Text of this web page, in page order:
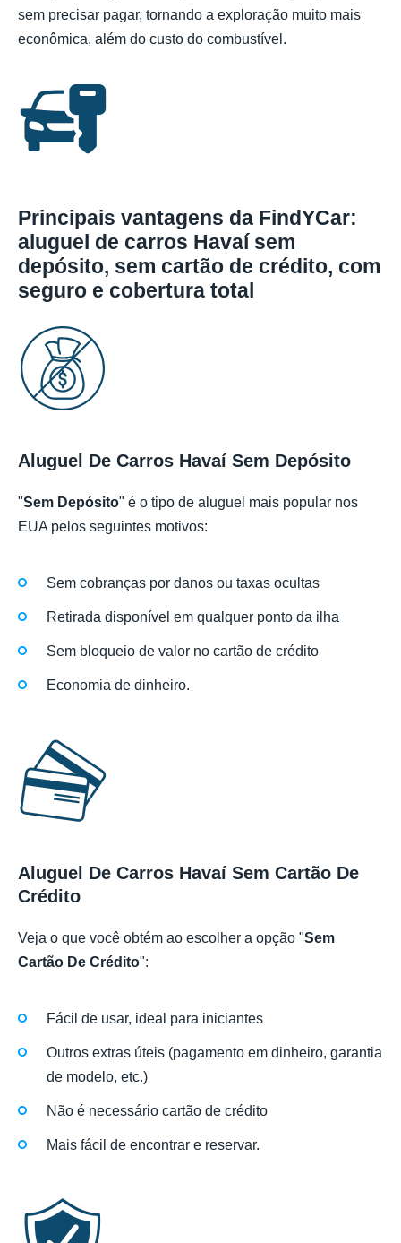
sem precisar pagar, tornando a exploração muito mais
econômica, além do custo do combustível.
Principais vantagens da FindYCar:
aluguel de carros Havaí sem
depósito, sem cartão de crédito, com
seguro e cobertura total
Aluguel De Carros Havaí Sem Depósito
"Sem Depósito" é o tipo de aluguel mais popular nos
EUA pelos seguintes motivos:
Sem cobranças por danos ou taxas ocultas
Retirada disponível em qualquer ponto da ilha
Sem bloqueio de valor no cartão de crédito
Economia de dinheiro.
Aluguel De Carros Havaí Sem Cartão De
Crédito
Veja o que você obtém ao escolher a opção "Sem
Cartão De Crédito":
Fácil de usar, ideal para iniciantes
Outros extras úteis (pagamento em dinheiro, garantia
de modelo, etc.)
Não é necessário cartão de crédito
Mais fácil de encontrar e reservar.